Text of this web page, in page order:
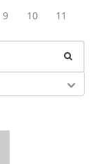
9 10 11